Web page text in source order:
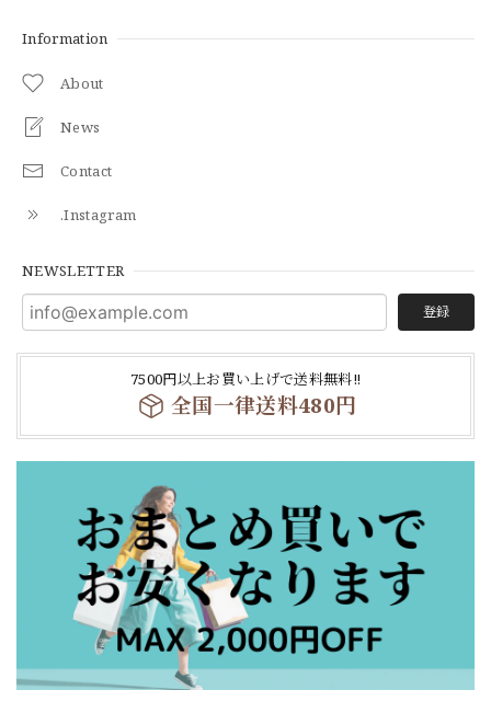
Information
About
News
Contact
.Instagram
NEWSLETTER
登録
7500円以上お買い上げで送料無料‼
全国一律送料480円